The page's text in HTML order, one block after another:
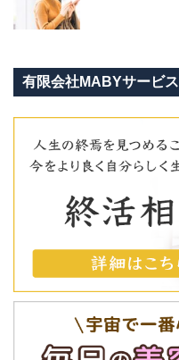
有限会社MABYサービス